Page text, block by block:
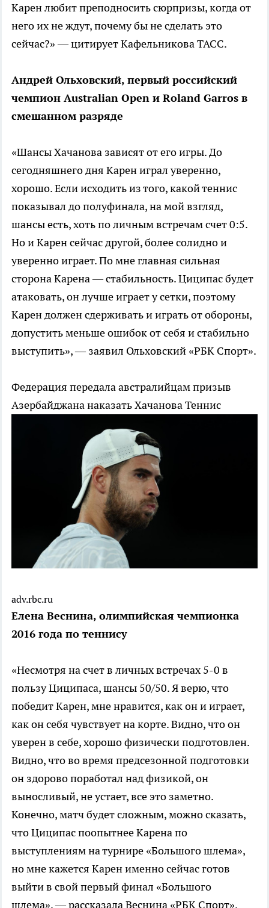
Карен любит преподносить сюрпризы, когда от
него их не ждут, почему бы не сделать это
сейчас?» — цитирует Кафельникова ТАСС.
Андрей Ольховский, первый российский
чемпион Australian Open и Roland Garros в
смешанном разряде
«Шансы Хачанова зависят от его игры. До
сегодняшнего дня Карен играл уверенно,
хорошо. Если исходить из того, какой теннис
показывал до полуфинала, на мой взгляд,
шансы есть, хоть по личным встречам счет 0:5.
Но и Карен сейчас другой, более солидно и
уверенно играет. По мне главная сильная
сторона Карена — стабильность. Циципас будет
атаковать, он лучше играет у сетки, поэтому
Карен должен сдерживать и играть от обороны,
допустить меньше ошибок от себя и стабильно
выступить», — заявил Ольховский «РБК Спорт».
Федерация передала австралийцам призыв
Азербайджана наказать ХачановаТеннис
adv.rbc.ru
Елена Веснина, олимпийская чемпионка
2016 года по теннису
«Несмотря на счет в личных встречах 5-0 в
пользу Циципаса, шансы 50/50. Я верю, что
победит Карен, мне нравится, как он и играет,
как он себя чувствует на корте. Видно, что он
уверен в себе, хорошо физически подготовлен.
Видно, что во время предсезонной подготовки
он здорово поработал над физикой, он
выносливый, не устает, все это заметно.
Конечно, матч будет сложным, можно сказать,
что Циципас поопытнее Карена по
выступлениям на турнире «Большого шлема»,
но мне кажется Карен именно сейчас готов
выйти в свой первый финал «Большого
шлема», — рассказала Веснина «РБК Спорт».